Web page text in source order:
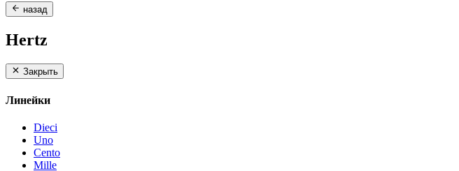
назад
Hertz
Закрыть
Линейки
Dieci
Uno
Cento
Mille